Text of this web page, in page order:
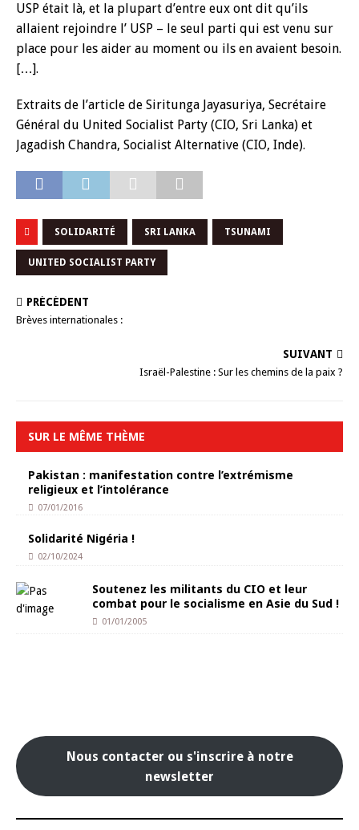
USP était là, et la plupart d’entre eux ont dit qu’ils
allaient rejoindre l’ USP – le seul parti qui est venu sur
place pour les aider au moment ou ils en avaient besoin.
[…].
Extraits de l’article de Siritunga Jayasuriya, Secrétaire
Général du United Socialist Party (CIO, Sri Lanka) et
Jagadish Chandra, Socialist Alternative (CIO, Inde).
SOLIDARITÉ SRI LANKA TSUNAMI
UNITED SOCIALIST PARTY
PRÉCÉDENT
Brèves internationales :
SUIVANT
Israël-Palestine : Sur les chemins de la paix ?
SUR LE MÊME THÈME
Pakistan : manifestation contre l’extrémisme
religieux et l’intolérance
07/01/2016
Solidarité Nigéria !
02/10/2024
Soutenez les militants du CIO et leur
combat pour le socialisme en Asie du Sud !
01/01/2005
Nous contacter ou s'inscrire à notre
newsletter